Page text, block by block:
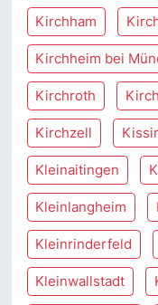
Kirchham
Kirchheim bei
Kirchroth
Kirchzell
Kleinaitingen
Kleinlangheim
Kleinrinderfeld
Kleinwallstadt